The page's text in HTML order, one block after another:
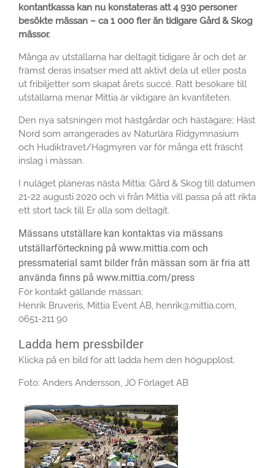
kontantkassa kan nu konstateras att 4 930 personer
besökte mässan – ca 1 000 fler än tidigare Gård & Skog
mässor.
Många av utställarna har deltagit tidigare år och det är
främst deras insatser med att aktivt dela ut eller posta
ut fribiljetter som skapat årets succé. Rätt besökare till
utställarna menar Mittia är viktigare än kvantiteten.
Den nya satsningen mot hästgårdar och hästägare; Häst
Nord som arrangerades av Naturlära Ridgymnasium
och Hudiktravet/Hagmyren var för många ett fräscht
inslag i mässan.
I nuläget planeras nästa Mittia: Gård & Skog till datumen
21-22 augusti 2020 och vi från Mittia vill passa på att rikta
ett stort tack till Er alla som deltagit.
Mässans utställare kan kontaktas via mässans
utställarförteckning på www.mittia.com och
pressmaterial samt bilder från mässan som är fria att
använda finns på www.mittia.com/press
För kontakt gällande mässan:
Henrik Bruveris, Mittia Event AB, henrik@mittia.com,
0651-211 90
Ladda hem pressbilder
Klicka på en bild för att ladda hem den högupplöst.
Foto: Anders Andersson, JO Förlaget AB